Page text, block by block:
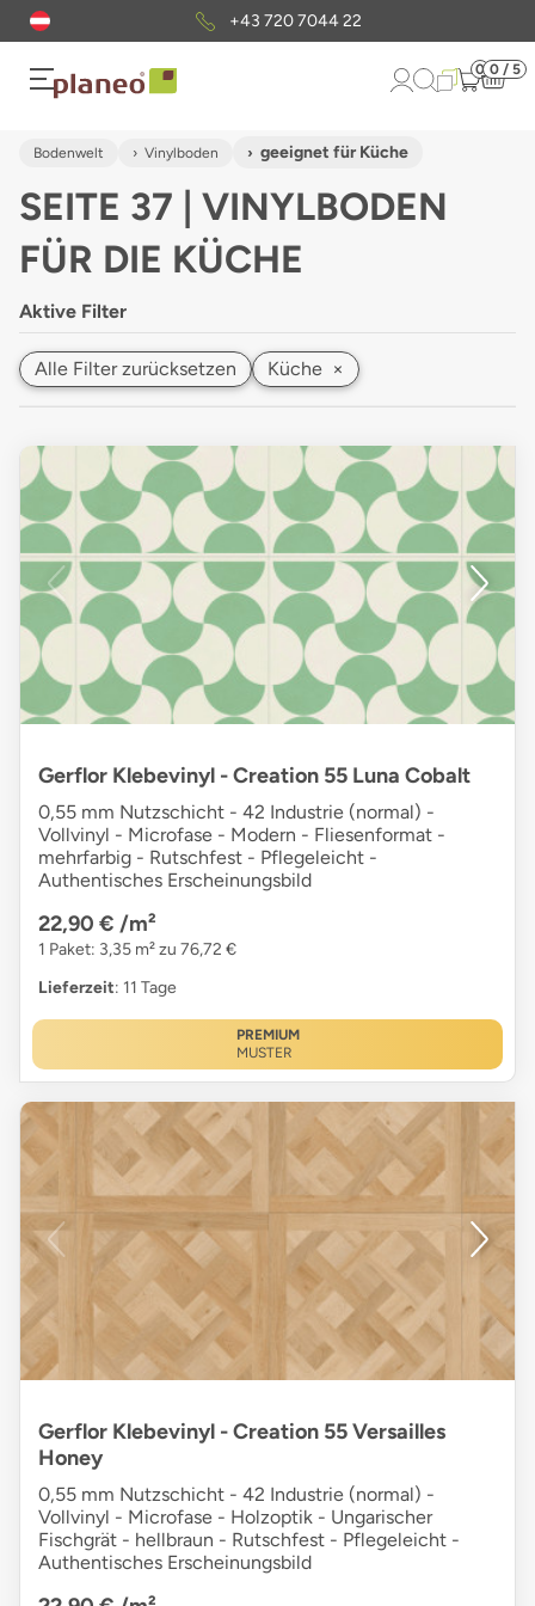
KostenloserMusterversand
0 0 / 5
Bodenwelt Vinylboden geeignet für Küche
SEITE 37 | VINYLBODEN
FÜR DIE KÜCHE
Aktive Filter
Alle Filter zurücksetzen Küche ×
Gerflor Klebevinyl - Creation 55 Luna Cobalt
0,55 mm Nutzschicht - 42 Industrie (normal) -
Vollvinyl - Microfase - Modern - Fliesenformat -
mehrfarbig - Rutschfest - Pflegeleicht -
Authentisches Erscheinungsbild
22,90 € /m²
1 Paket: 3,35 m² zu 76,72 €
Lieferzeit: 11 Tage
PREMIUM
MUSTER
Gerflor Klebevinyl - Creation 55 Versailles
Honey
0,55 mm Nutzschicht - 42 Industrie (normal) -
Vollvinyl - Microfase - Holzoptik - Ungarischer
Fischgrät - hellbraun - Rutschfest - Pflegeleicht -
Authentisches Erscheinungsbild